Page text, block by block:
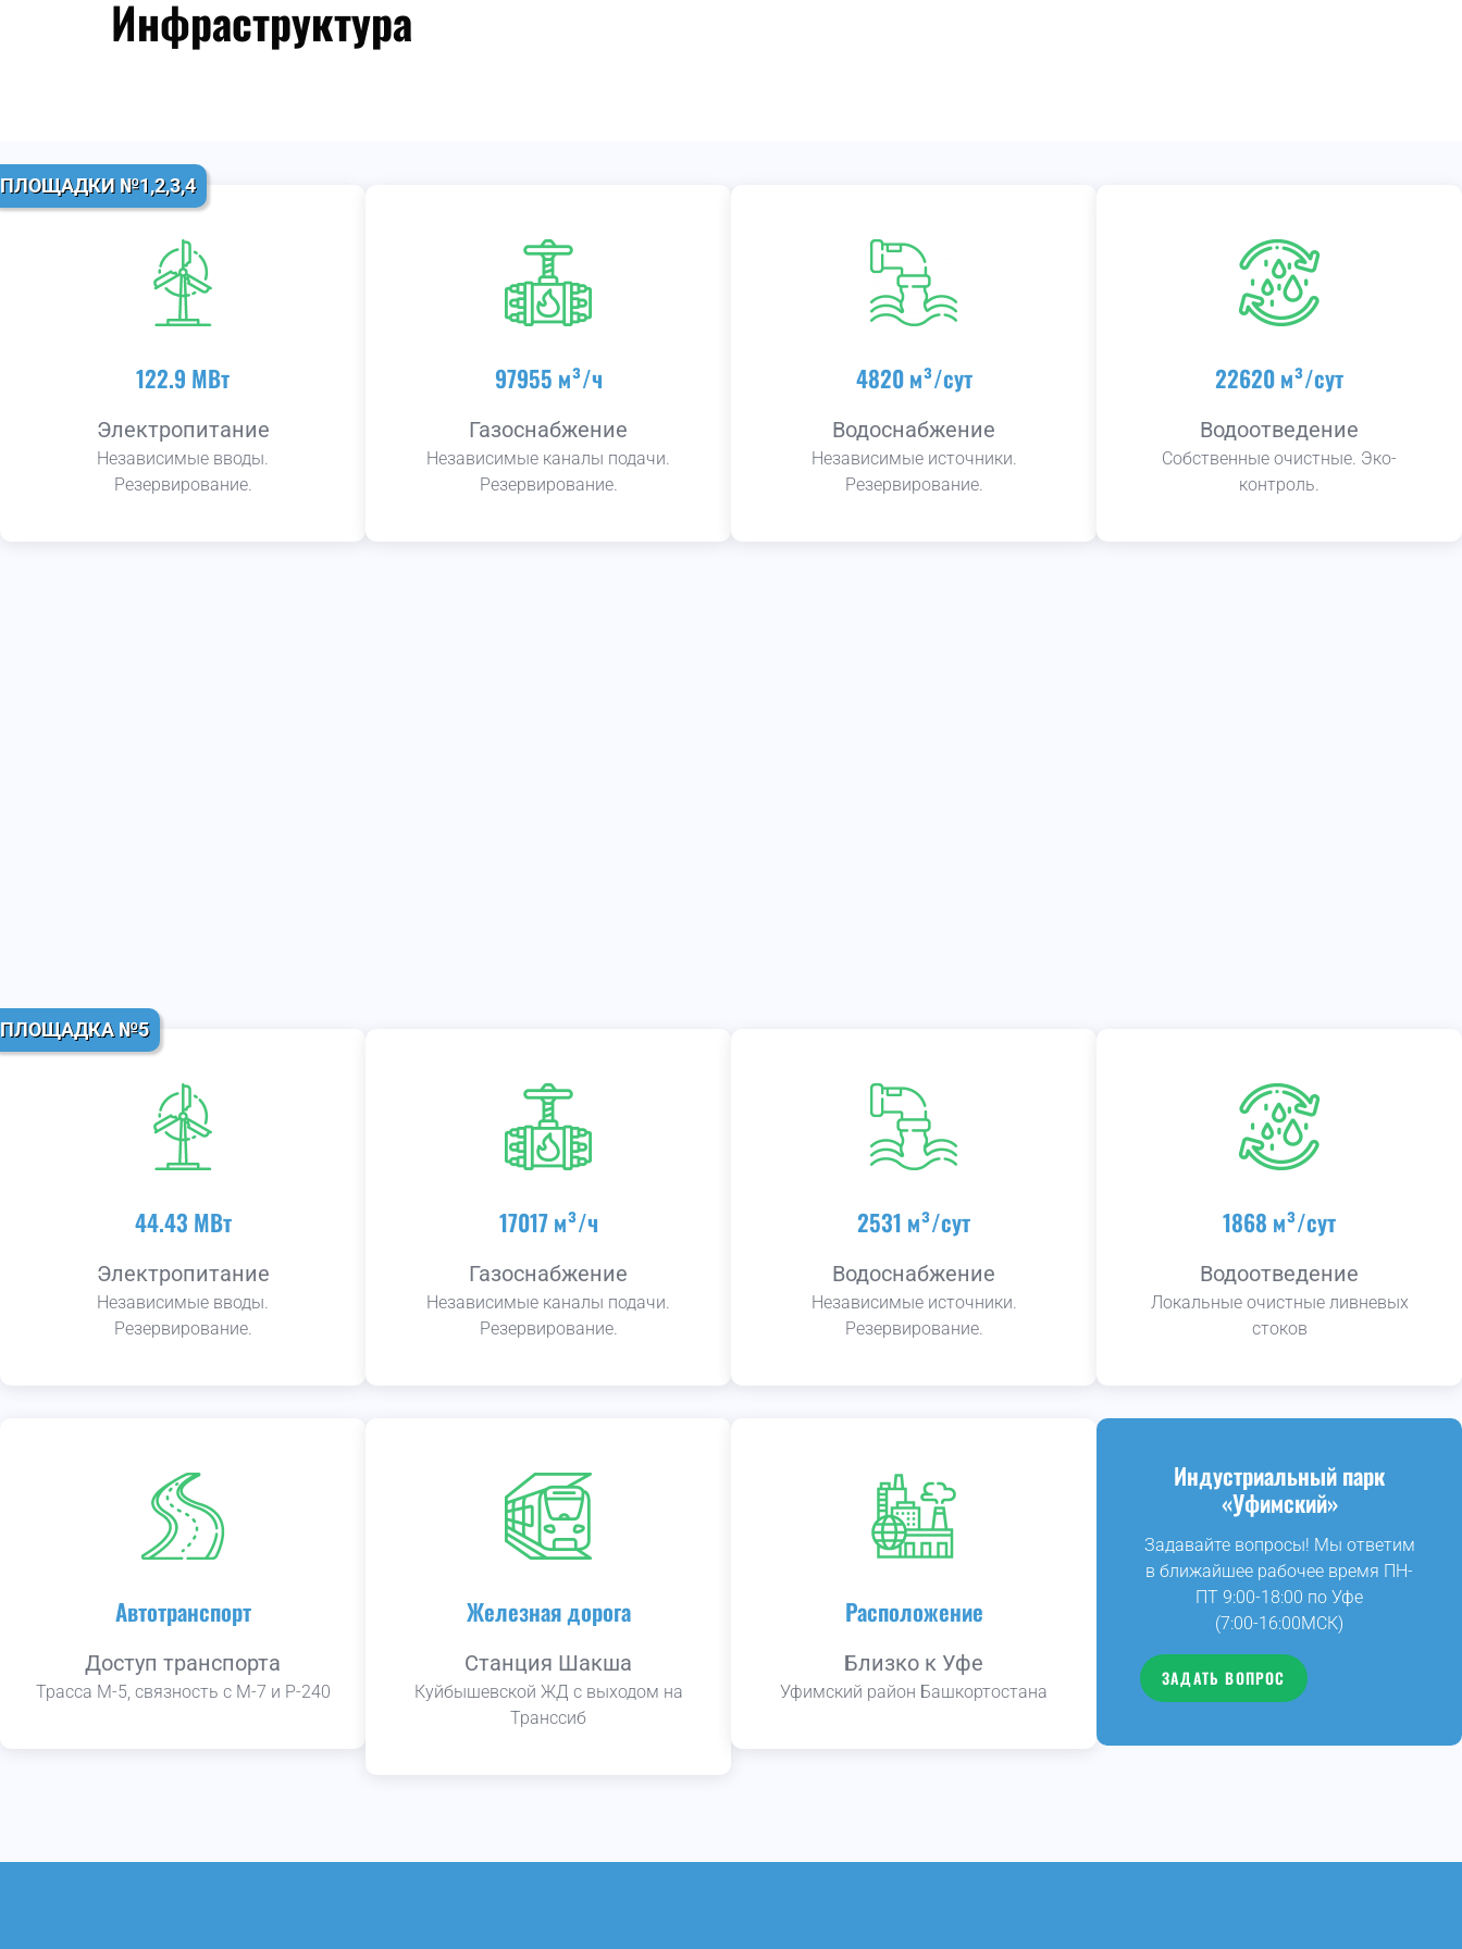
Инфраструктура
ПЛОЩАДКИ №1,2,3,4
122.9 МВт
Электропитание
Независимые вводы.
Резервирование.
97955 м³/ч
Газоснабжение
Независимые каналы подачи.
Резервирование.
4820 м³/сут
Водоснабжение
Независимые источники.
Резервирование.
22620 м³/сут
Водоотведение
Собственные очистные. Эко-
контроль.
ПЛОЩАДКА №5
44.43 МВт
Электропитание
Независимые вводы.
Резервирование.
17017 м³/ч
Газоснабжение
Независимые каналы подачи.
Резервирование.
2531 м³/сут
Водоснабжение
Независимые источники.
Резервирование.
1868 м³/сут
Водоотведение
Локальные очистные ливневых
стоков
Автотранспорт
Доступ транспорта
Трасса М-5, связность с М-7 и Р-240
Железная дорога
Станция Шакша
Куйбышевской ЖД с выходом на
Транссиб
Расположение
Близко к Уфе
Уфимский район Башкортостана
Индустриальный парк
«Уфимский»
Задавайте вопросы! Мы ответим
в ближайшее рабочее время ПН-
ПТ 9:00-18:00 по Уфе
(7:00-16:00МСК)
ЗАДАТЬ ВОПРОС